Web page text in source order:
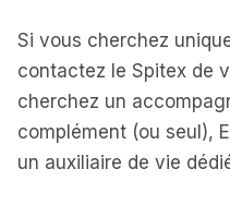
Si vous cherchez
contactez le Spitex de
cherchez un
complément (ou seul),
un auxiliaire de vie